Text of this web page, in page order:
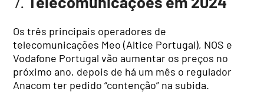
Os três principais operadores de
telecomunicações Meo (Altice Portugal), NOS e
Vodafone Portugal vão aumentar os preços no
próximo ano, depois de há um mês o regulador
Anacom ter pedido “contenção” na subida.